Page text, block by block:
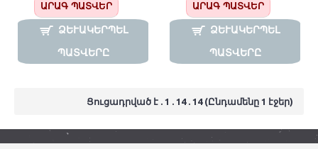
ԱՐԱԳ ՊԱՏՎԵՐ
ՁԵՒԱԿԵՐՊԵԼ Պ
ԱՏՎԵՐԸ
ԱՐԱԳ ՊԱՏՎԵՐ
ՁԵՒԱԿԵՐՊԵԼ Պ
ԱՏՎԵՐԸ
Ցուցադրված է . 1 . 14 . 14 (Ընդամենը 1 էջեր)